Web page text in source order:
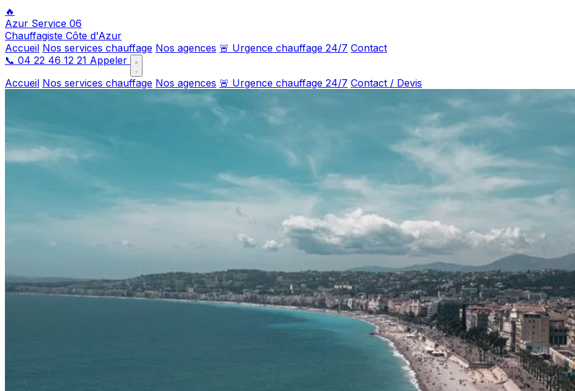
🔥
Azur Service 06
Chauffagiste Côte d'Azur
Accueil Nos services chauffage Nos agences 🚨 Urgence chauffage 24/7 Contact
📞 04 22 46 12 21 Appeler
Accueil Nos services chauffage Nos agences 🚨 Urgence chauffage 24/7 Contact / Devis